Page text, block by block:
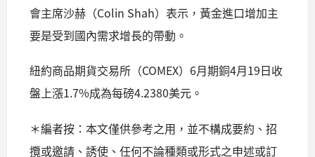
會主席沙赫（Colin Shah）表示，黃金進口增加主
要是受到國內需求增長的帶動。
紐約商品期貨交易所（COMEX）6月期銅4月19日收
盤上漲1.7%成為每磅4.2380美元。
＊編者按：本文僅供參考之用，並不構成要約、招
攬或邀請、誘使、任何不論種類或形式之申述或訂